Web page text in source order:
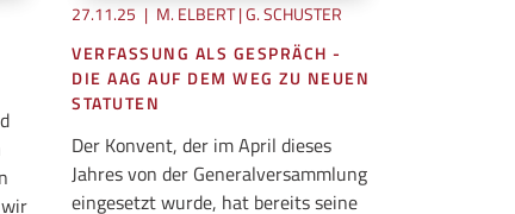
27.11.25 | M. ELBERT | G. SCHUSTER
VERFASSUNG ALS GESPRÄCH -
DIE AAG AUF DEM WEG ZU NEUEN
STATUTEN
Der Konvent, der im April dieses
Jahres von der Generalversammlung
eingesetzt wurde, hat bereits seine